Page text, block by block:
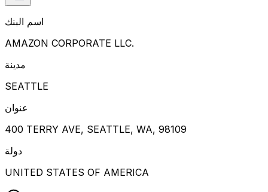
اسم البنك
AMAZON CORPORATE LLC.
مدينة
SEATTLE
عنوان
400 TERRY AVE, SEATTLE, WA, 98109
دولة
UNITED STATES OF AMERICA